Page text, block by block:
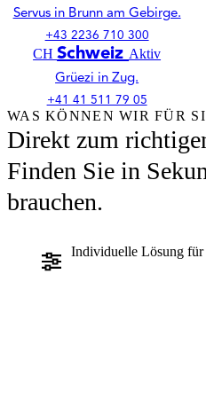
Servus in Brunn am Gebirge.
+43 2236 710 300
CHSchweizAktiv
Grüezi in Zug.
+41 41 511 79 05
WAS KÖNNEN WIR FÜR
Direkt zum
Finden Sie in
brauchen.
Individuelle Lösung für